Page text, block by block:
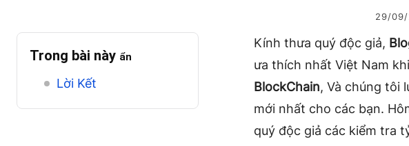
29/09/
Trong bài này ẩn
Lời Kết
Kính thưa quý độc giả,
ưa thích nhất Việt Nam
BlockChain, Và chúng tôi
mới nhất cho các bạn.
quý độc giả các kiểm tra